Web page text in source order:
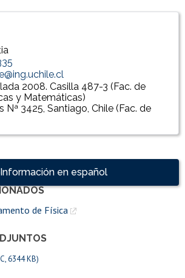
Información en español
de interés
de Física
6344 KB)
2008. Casilla 487-3 (Fac. de
y Matemáticas)
Nª 3425, Santiago, Chile (Fac. de